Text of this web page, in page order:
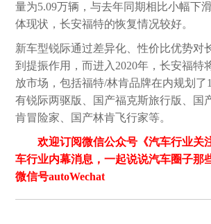
量为5.09万辆，与去年同期相比小幅下
体现状，长安福特的恢复情况较好。
新车型锐际通过差异化、性价比优势对
到提振作用，而进入2020年，长安福特
放市场，包括福特/林肯品牌在内规划了
有锐际两驱版、国产福克斯旅行版、国
肯冒险家、国产林肯飞行家等。
欢迎订阅微信公众号《汽车行业关
车行业内幕消息，一起说说汽车圈子那
微信号autoWechat